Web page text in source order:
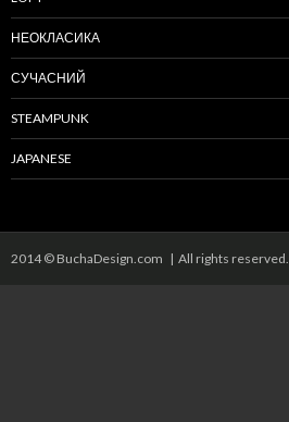
НЕОКЛАСИКА
СУЧАСНИЙ
STEAMPUNK
JAPANESE
2014 © BuchaDesign.com | All rights reserved.